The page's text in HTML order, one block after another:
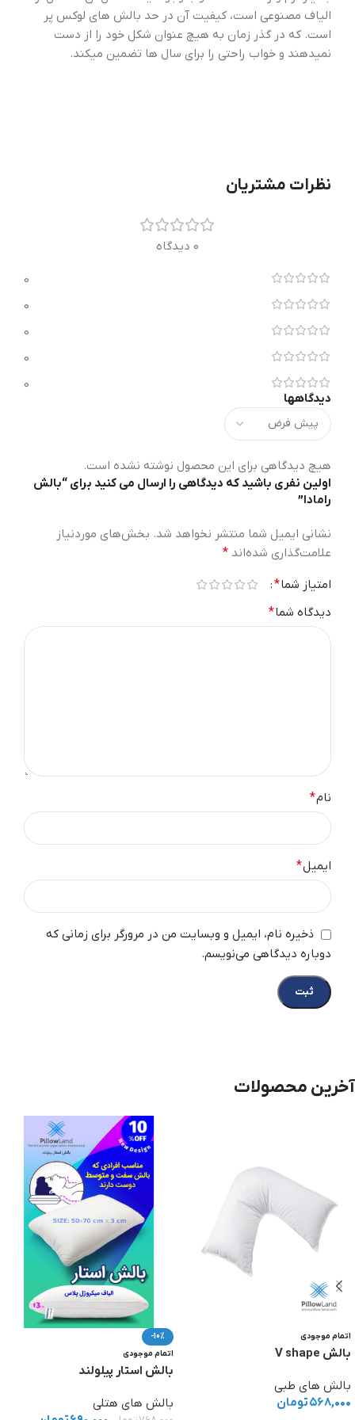
الیاف مصنوعی است، کیفیت آن در حد بالش های لوکس پر
است. که در گذر زمان به هیچ عنوان شکل خود را از دست
نمیدهند و خواب راحتی را برای سال ها تضمین میکند.
نظرات مشتریان
0 دیدگاه
0
0
0
0
0
دیدگاهها
هیچ دیدگاهی برای این محصول نوشته نشده است.
اولین نفری باشید که دیدگاهی را ارسال می کنید برای “بالش
رامادا”
نشانی ایمیل شما منتشر نخواهد شد. بخش‌های موردنیاز
علامت‌گذاری شده‌اند *
امتیاز شما*
دیدگاه شما*
نام*
ایمیل*
ذخیره نام، ایمیل و وبسایت من در مرورگر برای زمانی که
دوباره دیدگاهی می‌نویسم.
آخرین محصولات
اتمام موجودی
بالش V shape
بالش های طبی
۵۶۸,۰۰۰تومان
-10%
اتمام موجودی
بالش استار پیلولند
بالش های هتلی